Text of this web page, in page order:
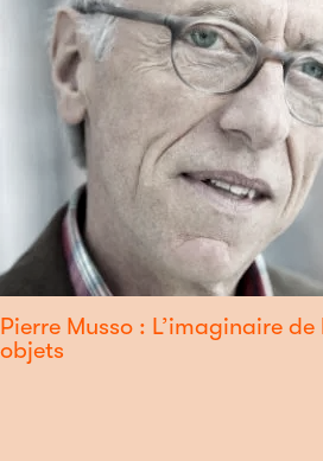
Pierre Musso : L’imaginaire de
objets